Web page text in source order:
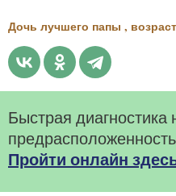
Дочь лучшего папы ,
Быстрая диагностика
Пройти онлайн